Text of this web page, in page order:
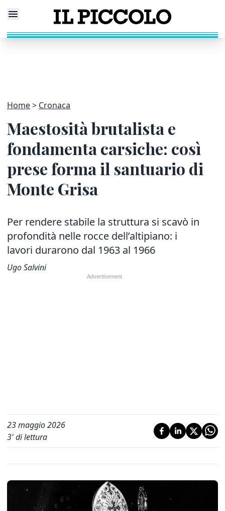
Home Cronaca
Maestosità brutalista e
fondamenta carsiche: così
prese forma il santuario di
Monte Grisa
Per rendere stabile la struttura si scavò in
profondità nelle rocce dell’altipiano: i
lavori durarono dal 1963 al 1966
Ugo Salvini
23 maggio 2026
3' di lettura